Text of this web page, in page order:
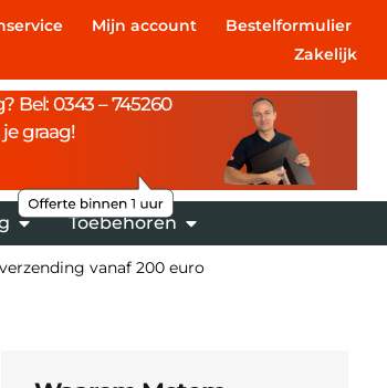
Mijn account
Bestelformulier
Zakelijk
Bel: 0343 – 745260
graag!
Toebehoren
vanaf 200 euro